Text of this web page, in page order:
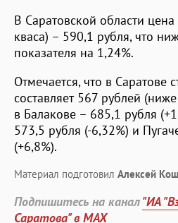
В Саратовской области
кваса) – 590,1 рубля, что
показателя на 1,24%.
Отмечается, что в Саратове
составляет 567 рублей
в Балакове – 685,1 рубля
573,5 рубля (-6,32%) и
(+6,8%).
Материал подготовил Алексей
Подпишитесь на канал"ИА
Саратова" в MAX